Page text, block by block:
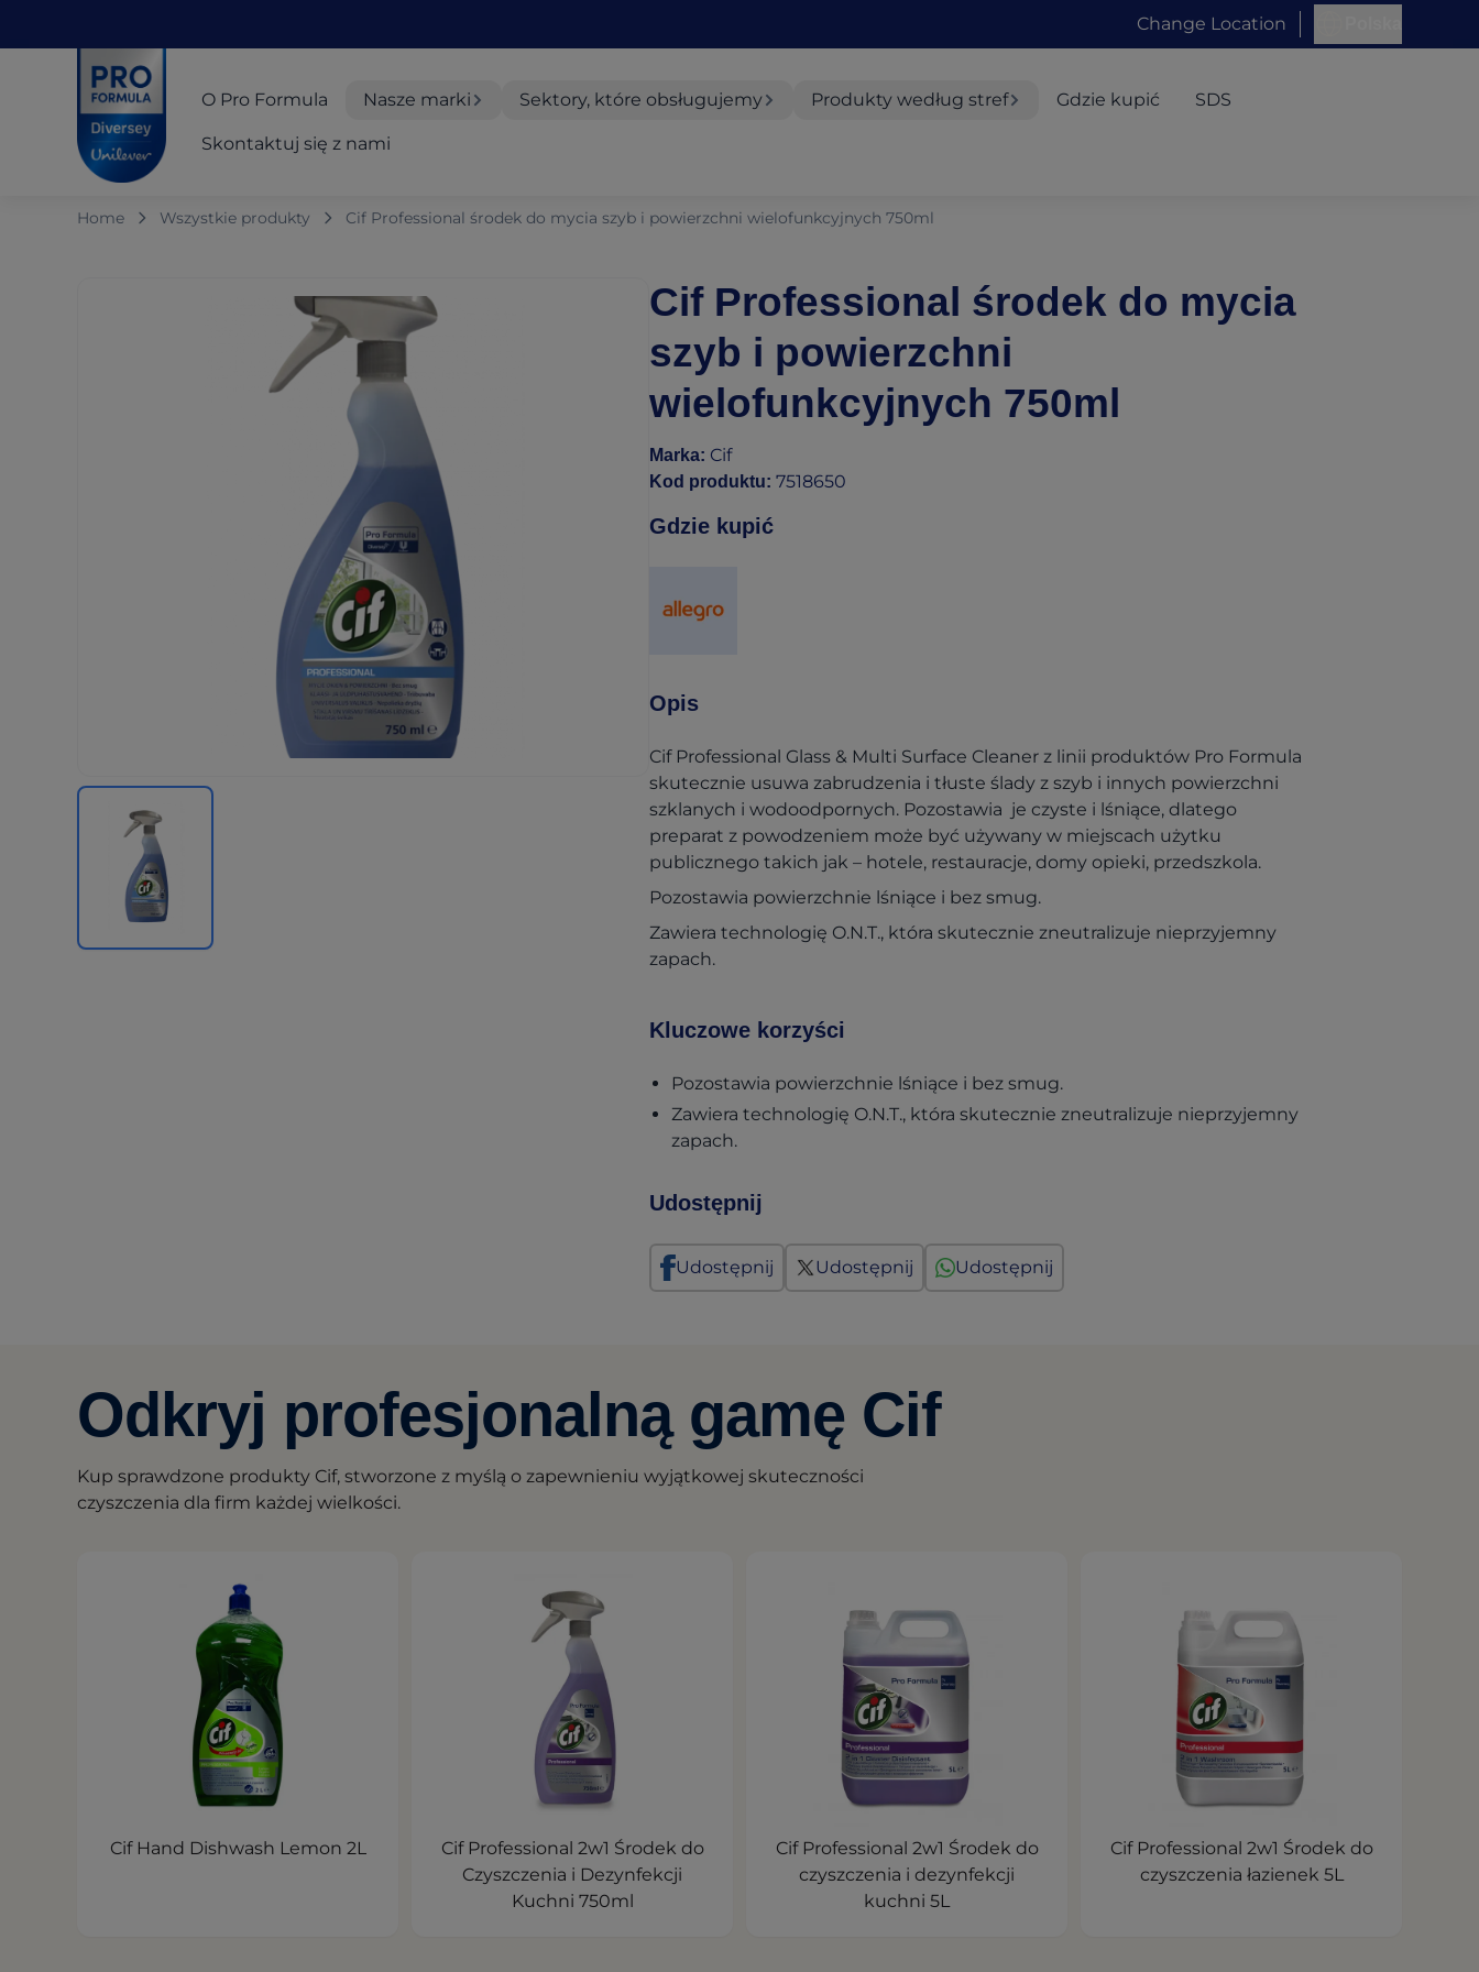
Change Location
O Pro Formula Nasze marki Sektory, które obsługujemy Produkty według stref Gdzie kupić SDS
Skontaktuj się z nami
Home Wszystkie produkty Cif Professional środek do mycia szyb i powierzchni wielofunkcyjnych 750ml
Cif Professional środek do mycia
szyb i powierzchni
wielofunkcyjnych 750ml
Marka: Cif
Kod produktu: 7518650
Gdzie kupić
Opis
Cif Professional Glass & Multi Surface Cleaner z linii produktów Pro Formula
skutecznie usuwa zabrudzenia i tłuste ślady z szyb i innych powierzchni
szklanych i wodoodpornych. Pozostawia je czyste i lśniące, dlatego
preparat z powodzeniem może być używany w miejscach użytku
publicznego takich jak – hotele, restauracje, domy opieki, przedszkola.
Pozostawia powierzchnie lśniące i bez smug.
Zawiera technologię O.N.T., która skutecznie zneutralizuje nieprzyjemny
zapach.
Kluczowe korzyści
Pozostawia powierzchnie lśniące i bez smug.
Zawiera technologię O.N.T., która skutecznie zneutralizuje nieprzyjemny
zapach.
Udostępnij
Udostępnij Udostępnij Udostępnij
Odkryj profesjonalną gamę Cif
Kup sprawdzone produkty Cif, stworzone z myślą o zapewnieniu wyjątkowej skuteczności
czyszczenia dla firm każdej wielkości.
Cif Hand Dishwash Lemon 2L
Cif Professional 2w1 Środek do
Czyszczenia i Dezynfekcji
Kuchni 750ml
Cif Professional 2w1 Środek do
czyszczenia i dezynfekcji
kuchni 5L
Cif Professional 2w1 Środek do
czyszczenia łazienek 5L